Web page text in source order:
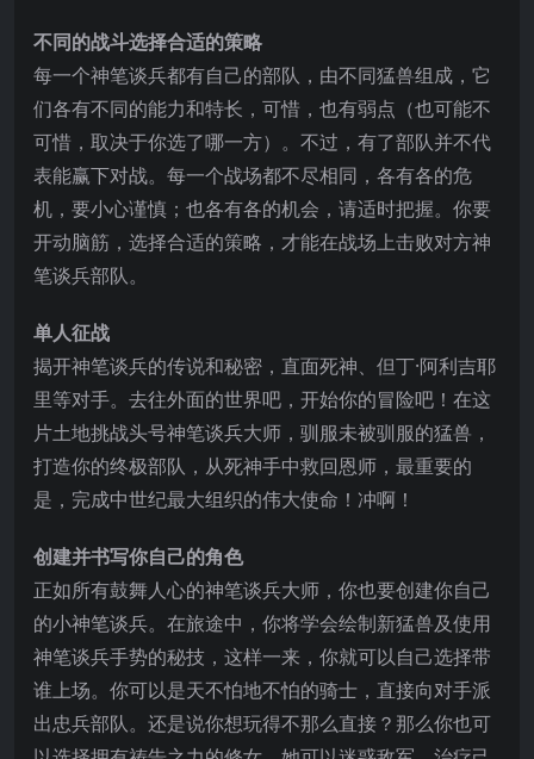
不同的战斗选择合适的策略
每一个神笔谈兵都有自己的部队，由不同猛兽组成，它
们各有不同的能力和特长，可惜，也有弱点（也可能不
可惜，取决于你选了哪一方）。不过，有了部队并不代
表能赢下对战。每一个战场都不尽相同，各有各的危
机，要小心谨慎；也各有各的机会，请适时把握。你要
开动脑筋，选择合适的策略，才能在战场上击败对方神
笔谈兵部队。
单人征战
揭开神笔谈兵的传说和秘密，直面死神、但丁·阿利吉耶
里等对手。去往外面的世界吧，开始你的冒险吧！在这
片土地挑战头号神笔谈兵大师，驯服未被驯服的猛兽，
打造你的终极部队，从死神手中救回恩师，最重要的
是，完成中世纪最大组织的伟大使命！冲啊！
创建并书写你自己的角色
正如所有鼓舞人心的神笔谈兵大师，你也要创建你自己
的小神笔谈兵。在旅途中，你将学会绘制新猛兽及使用
神笔谈兵手势的秘技，这样一来，你就可以自己选择带
谁上场。你可以是天不怕地不怕的骑士，直接向对手派
出忠兵部队。还是说你想玩得不那么直接？那么你也可